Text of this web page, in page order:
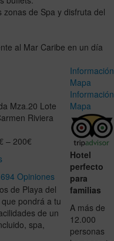
de Spa y disfruta del
al Mar Caribe en un día
Mza.20 Lote
Riviera
– 200€
Opiniones
de Playa del
pondrá a tu
de un
spa,
Información
Mapa
Información
Mapa
Hotel
perfecto
para
familias
A más de
12.000
personas